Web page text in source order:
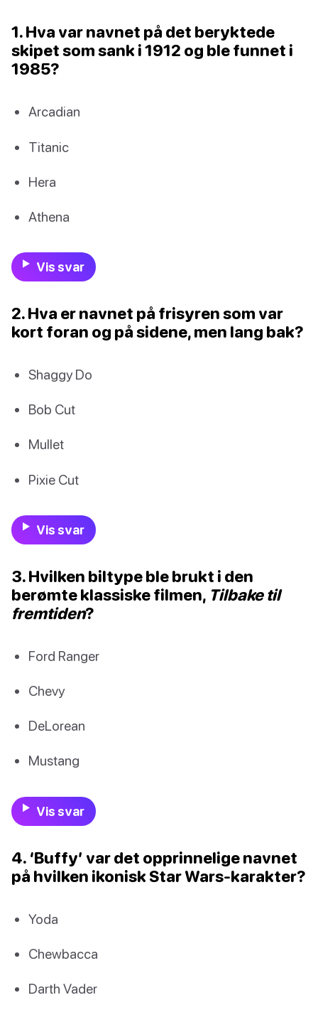
1. Hva var navnet på det beryktede
skipet som sank i 1912 og ble funnet i
1985?
Arcadian
Titanic
Hera
Athena
Vis svar
2. Hva er navnet på frisyren som var
kort foran og på sidene, men lang bak?
Shaggy Do
Bob Cut
Mullet
Pixie Cut
Vis svar
3. Hvilken biltype ble brukt i den
berømte klassiske filmen, Tilbake til
fremtiden?
Ford Ranger
Chevy
DeLorean
Mustang
Vis svar
4. ‘Buffy’ var det opprinnelige navnet
på hvilken ikonisk Star Wars-karakter?
Yoda
Chewbacca
Darth Vader